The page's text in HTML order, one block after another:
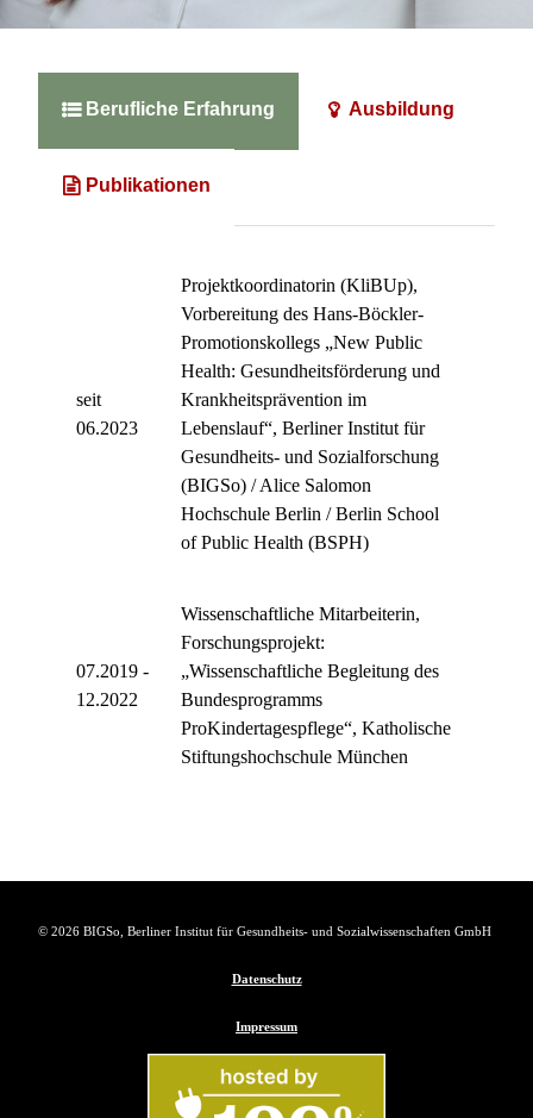
Berufliche Erfahrung  Ausbildung
 Publikationen
seit
06.2023
Projektkoordinatorin (KliBUp),
Vorbereitung des Hans-Böckler-
Promotionskollegs „New Public
Health: Gesundheitsförderung und
Krankheitsprävention im
Lebenslauf“, Berliner Institut für
Gesundheits- und Sozialforschung
(BIGSo) / Alice Salomon
Hochschule Berlin / Berlin School
of Public Health (BSPH)
07.2019 -
12.2022
Wissenschaftliche Mitarbeiterin,
Forschungsprojekt:
„Wissenschaftliche Begleitung des
Bundesprogramms
ProKindertagespflege“, Katholische
Stiftungshochschule München
12.2018
Kindertagespflege“, Alice Salomon
06.2016 -
Wissenschaftliche Mitarbeiterin,
Übergewichtsprävention bei
Kindern – eine Träger- und
© 2026 BIGSo, Berliner Institut für Gesundheits- und Sozialwissenschaften GmbH
Datenschutz
Impressum